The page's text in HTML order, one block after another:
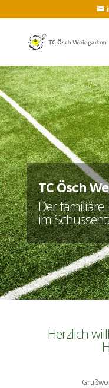
TC Ösch
Der familiäre
im
Herzlich